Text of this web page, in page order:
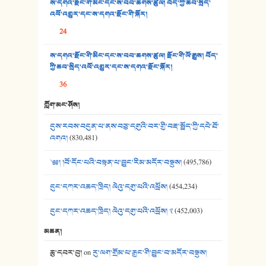
36. ཟླ་གཞོན་སྙན་དབྱངས། - ཟླ་སྒྲོན།
38. ཡབ་ཡུམ། - ཟླ་སྒྲོན།
ས་དགའ་རྫོང་གི་མིང་དང་ས་བབ་ཆགས་ཚུལ། བོད་ཀྱི་ཆབ་སྲིད་
འཕོ་འགྱུར་དང་ས་དགའ་རྫོང་གི་སྐོར།
24
ས་དགའ་རྫོང་གི་མིང་དང་ས་བབ་ཆགས་ཚུལ། རྫོང་གི་ལོ་རྒྱུས། བོད་
ཀྱི་ཆབ་སྲིད་འཕོ་འགྱུར་དང་ས་དགའ་རྫོང་སྐོར།
36
ཀློག་མང་ཤོས།
དུས་རབས་བདུན་པ་ནས་བཅུ་དགུའི་བར་གྱི་བརྡ་སྤྲོད་ཀྱི་དཔེ་ཐོ་
འགའ།(830,481)
༄༅། །བོ་དོང་པའི་བསྟན་པ་བྱུང་རིམ་མདོར་བསྡུས།(495,786)
དུང་དཀར་འཆད་ཁྲིད། ལེའུ་དགུ་པའི་འཕྲོས།(454,234)
དུང་དཀར་འཆད་ཁྲིད། ལེའུ་དགུ་པའི་འཕྲོས། ༢(452,003)
མཆན།
ཆུ་དབར་བུ།onརུ་ལག་གྲོམ་པ་རྒྱང་གི་བྱུང་བ་མདོར་བསྡུས།